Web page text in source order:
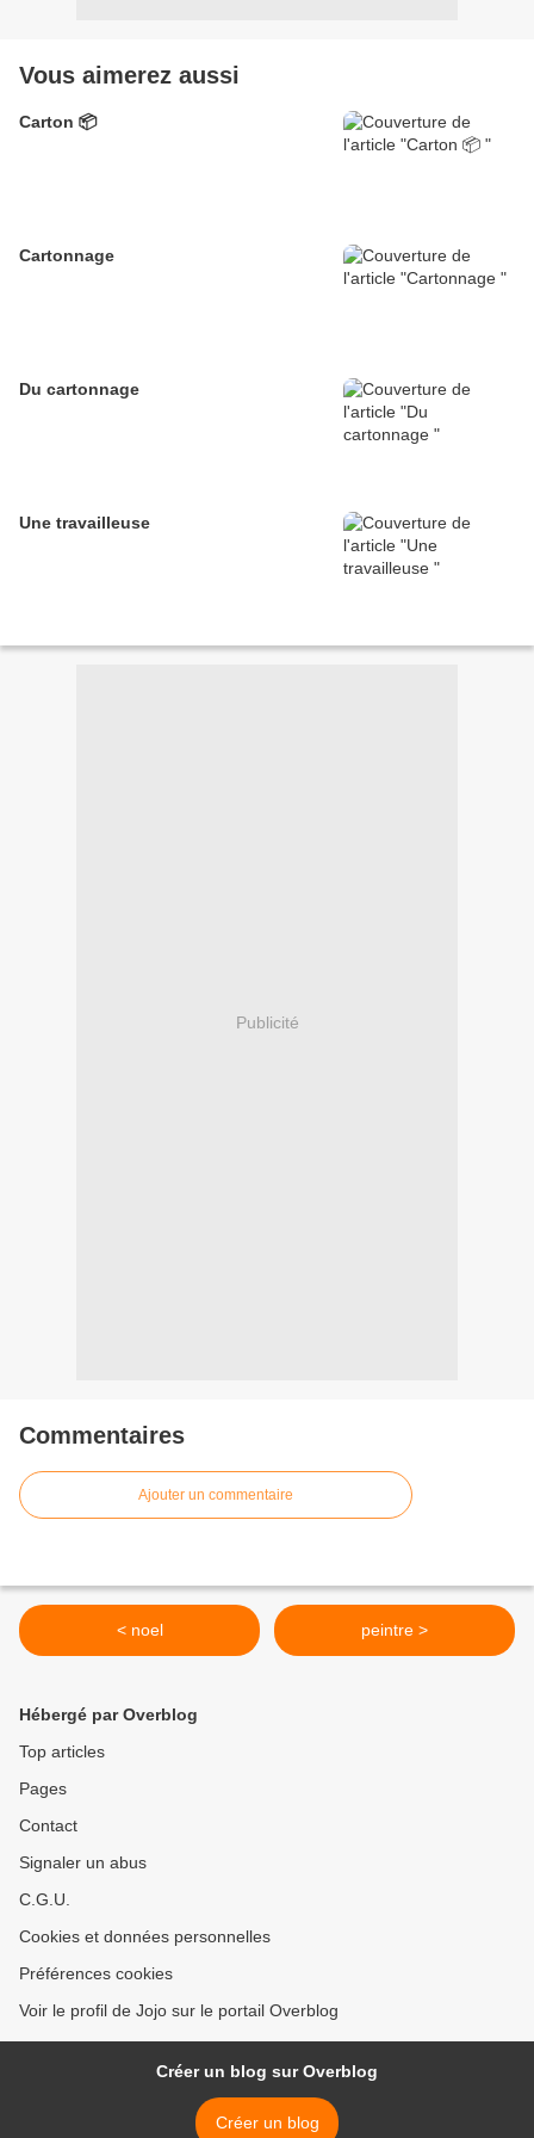
Vous aimerez aussi
Carton 📦
Cartonnage
Du cartonnage
Une travailleuse
Publicité
Commentaires
Ajouter un commentaire
< noel peintre >
Hébergé par Overblog
Top articles
Pages
Contact
Signaler un abus
C.G.U.
Cookies et données personnelles
Préférences cookies
Voir le profil de Jojo sur le portail Overblog
Créer un blog sur Overblog
Créer un blog